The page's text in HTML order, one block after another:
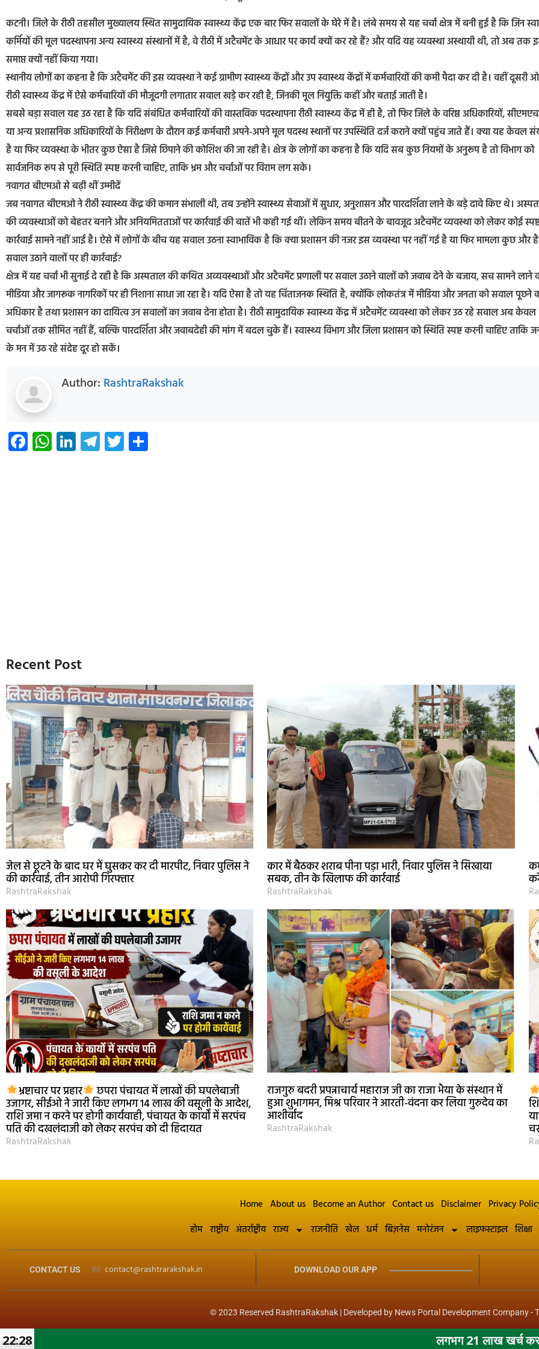
कटनी। जिले के रीठी तहसील मुख्यालय स्थित सामुदायिक स्वास्थ्य केंद्र एक बार फिर सवालों के घेरे में है। लंबे समय से यह चर्चा क्षेत्र में बनी हुई है कि जिन
कर्मियों की मूल पदस्थापना अन्य स्वास्थ्य संस्थानों में है, वे रीठी में अटैचमेंट के आधार पर कार्य क्यों कर रहे हैं? और यदि यह व्यवस्था अस्थायी थी, तो अब तक
समाप्त क्यों नहीं किया गया।
स्थानीय लोगों का कहना है कि अटैचमेंट की इस व्यवस्था ने कई ग्रामीण स्वास्थ्य केंद्रों और उप स्वास्थ्य केंद्रों में कर्मचारियों की कमी पैदा कर दी है। वहीं दूसरी
रीठी स्वास्थ्य केंद्र में ऐसे कर्मचारियों की मौजूदगी लगातार सवाल खड़े कर रही है, जिनकी मूल नियुक्ति कहीं और बताई जाती है।
सबसे बड़ा सवाल यह उठ रहा है कि यदि संबंधित कर्मचारियों की वास्तविक पदस्थापना रीठी स्वास्थ्य केंद्र में ही है, तो फिर जिले के वरिष्ठ अधिकारियों,
या अन्य प्रशासनिक अधिकारियों के निरीक्षण के दौरान कई कर्मचारी अपने-अपने मूल पदस्थ स्थानों पर उपस्थिति दर्ज कराने क्यों पहुंच जाते हैं। क्या यह केवल
है या फिर व्यवस्था के भीतर कुछ ऐसा है जिसे छिपाने की कोशिश की जा रही है। क्षेत्र के लोगों का कहना है कि यदि सब कुछ नियमों के अनुरूप है तो विभाग को
सार्वजनिक रूप से पूरी स्थिति स्पष्ट करनी चाहिए, ताकि भ्रम और चर्चाओं पर विराम लग सके।
नवागत बीएमओ से बढ़ी थीं उम्मीदें
जब नवागत बीएमओ ने रीठी स्वास्थ्य केंद्र की कमान संभाली थी, तब उन्होंने स्वास्थ्य सेवाओं में सुधार, अनुशासन और पारदर्शिता लाने के बड़े दावे किए थे।
की व्यवस्थाओं को बेहतर बनाने और अनियमितताओं पर कार्रवाई की बातें भी कही गई थीं। लेकिन समय बीतने के बावजूद अटैचमेंट व्यवस्था को लेकर कोई
कार्रवाई सामने नहीं आई है। ऐसे में लोगों के बीच यह सवाल उठना स्वाभाविक है कि क्या प्रशासन की नजर इस व्यवस्था पर नहीं गई है या फिर मामला कुछ और
सवाल उठाने वालों पर ही कार्रवाई?
क्षेत्र में यह चर्चा भी सुनाई दे रही है कि अस्पताल की कथित अव्यवस्थाओं और अटैचमेंट प्रणाली पर सवाल उठाने वालों को जवाब देने के बजाय, सच सामने लाने
मीडिया और जागरूक नागरिकों पर ही निशाना साधा जा रहा है। यदि ऐसा है तो यह चिंताजनक स्थिति है, क्योंकि लोकतंत्र में मीडिया और जनता को सवाल पूछने
अधिकार है तथा प्रशासन का दायित्व उन सवालों का जवाब देना होता है। रीठी सामुदायिक स्वास्थ्य केंद्र में अटैचमेंट व्यवस्था को लेकर उठ रहे सवाल अब केवल
चर्चाओं तक सीमित नहीं हैं, बल्कि पारदर्शिता और जवाबदेही की मांग में बदल चुके हैं। स्वास्थ्य विभाग और जिला प्रशासन को स्थिति स्पष्ट करनी चाहिए ताकि
के मन में उठ रहे संदेह दूर हो सकें।
Author: RashtraRakshak
Facebook
WhatsApp
LinkedIn
Telegram
Twitter
Recent Post
जेल से छूटने के बाद घर में घुसकर कर दी मारपीट, निवार पुलिस ने
की कार्रवाई, तीन आरोपी गिरफ्तार
RashtraRakshak
कार में बैठकर शराब पीना पड़ा भारी, निवार पुलिस ने सिखाया
सबक, तीन के खिलाफ की कार्रवाई
RashtraRakshak
भ्रष्टाचार पर प्रहार छपरा पंचायत में लाखों की घपलेबाजी
उजागर, सीईओ ने जारी किए लगभग 14 लाख की वसूली के आदेश,
राशि जमा न करने पर होगी कार्यवाही, पंचायत के कार्यों में सरपंच
पति की दखलंदाजी को लेकर सरपंच को दी हिदायत
RashtraRakshak
राजगुरु बदरी प्रपन्नाचार्य महाराज जी का राजा भैया के संस्थान में
हुआ शुभागमन, मिश्र परिवार ने आरती-वंदना कर लिया गुरुदेव का
आशीर्वाद
RashtraRakshak
Home About us Become an Author Contact us Disclaimer Privacy
होम राष्ट्रीय अंतर्राष्ट्रीय राज्य राजनीति खेल धर्म बिज़नेस मनोरंजन लाइफस्टाइल शिक्षा
CONTACT US contact@rashtrarakshak.in DOWNLOAD OUR APP
© 2023 Reserved RashtraRakshak | Developed by News Portal Development Company-
लगभग 21 लाख खर्च कर नगर के 60 कुओं
22:28